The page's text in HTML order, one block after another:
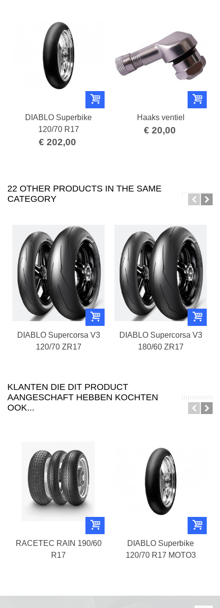
DIABLO Superbike
120/70 R17
€ 202,00
Haaks ventiel
€ 20,00
22 OTHER PRODUCTS IN THE SAME
CATEGORY
DIABLO Supercorsa V3
120/70 ZR17
DIABLO Supercorsa V3
180/60 ZR17
KLANTEN DIE DIT PRODUCT
AANGESCHAFT HEBBEN KOCHTEN
OOK...
RACETEC RAIN 190/60
R17
DIABLO Superbike
120/70 R17 MOTO3